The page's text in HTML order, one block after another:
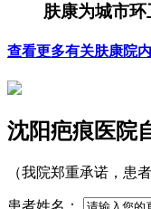
肤康为城市
查看更多有关肤康院
沈阳疤痕医院
（我院郑重承诺，患
患者姓名：